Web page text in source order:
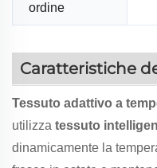
ordine
Caratteristiche
Tessuto adattivo a
utilizza tessuto
dinamicamente la